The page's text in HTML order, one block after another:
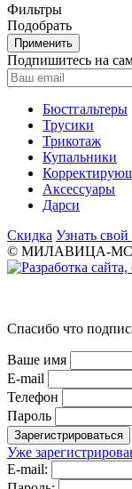
Фильтры
Подобрать
Применить
Подпишитесь на
Бюстгальтеры
Трусики
Трикотаж
Купальники
Аксессуары
Дарси
Скидка Узнать свой
© МИЛАВИЦА-
Спасибо что
Ваше имя
E-mail
Телефон
Пароль
Уже
E-mail: